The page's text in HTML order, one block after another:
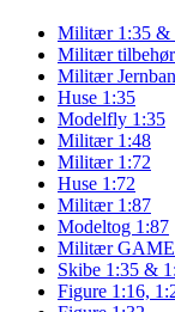
Militær 1:35 &
Militær
Militær
Huse 1:35
Modelfly 1:35
Militær 1:48
Militær 1:72
Huse 1:72
Militær 1:87
Modeltog 1:87
Militær
Skibe 1:35 &
Figure 1:16,